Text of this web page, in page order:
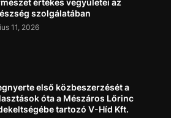
értékes vegyületei az
szolgálatában
11, 2026
első közbeszerzését a
óta a Mészáros Lőrinc
tartozó V-Híd Kft.